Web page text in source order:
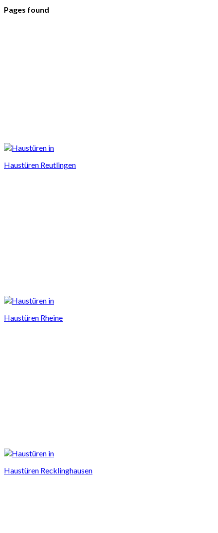
Pages found
Haustüren Reutlingen
Haustüren Rheine
Haustüren Recklinghausen